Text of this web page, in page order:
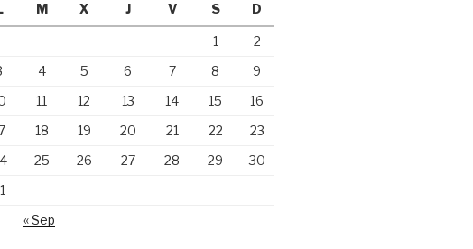
M X J V S D
1
2
4 5 6 7 8
9
11 12 13 14 15
16
18 19 20 21 22
23
25 26 27 28 29
30
« Sep